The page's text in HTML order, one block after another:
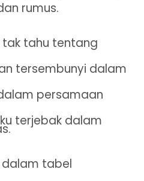
rumus.
tahu tentang
tersembunyi dalam
persamaan
terjebak dalam
dalam tabel